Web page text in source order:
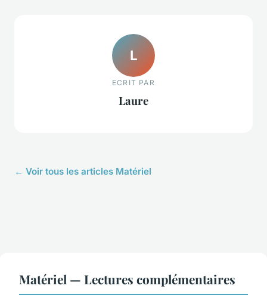
L
ECRIT PAR
Laure
← Voir tous les articles Matériel
Matériel — Lectures complémentaires